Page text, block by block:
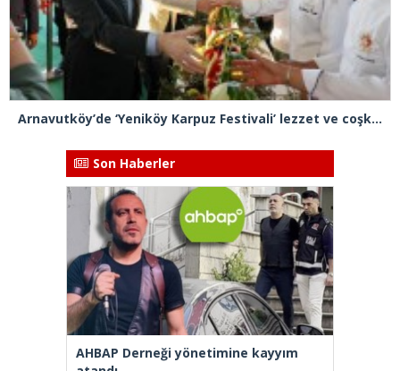
Arnavutköy’de ‘Yeniköy Karpuz Festivali’ lezzet ve coşkuya sahne oldu
Son Haberler
AHBAP Derneği yönetimine kayyım